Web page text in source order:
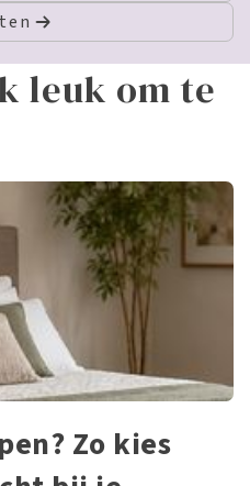
leuk om te
Zo kies